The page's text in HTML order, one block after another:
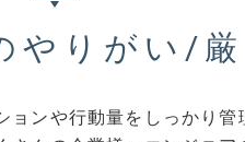
やりがい/厳
ンや行動量をしっかり管